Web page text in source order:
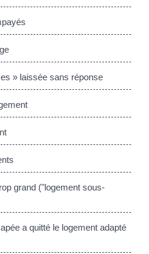
» laissée sans réponse
grand ("logement sous-
a quitté le logement adapté